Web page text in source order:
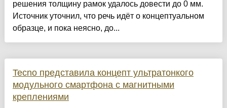
решения толщину рамок удалось довести до 0 мм.
Источник уточнил, что речь идёт о концептуальном
образце, и пока неясно, до...
Tecno представила концепт ультратонкого
модульного смартфона с магнитными
креплениями